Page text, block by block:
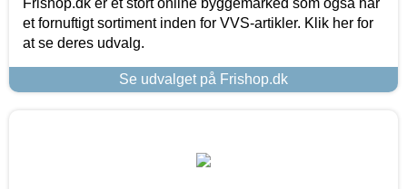
et fornuftigt sortiment inden for VVS-artikler. Klik her for
at se deres udvalg.
Se udvalget på Frishop.dk